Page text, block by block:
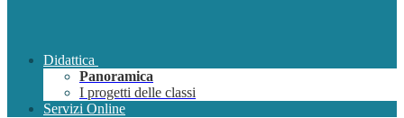
Didattica
Panoramica
I progetti delle classi
Servizi Online